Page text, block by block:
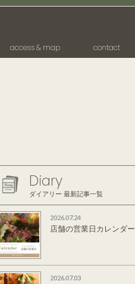
access & map contact
Diary
ダイアリー 最新記事一覧
2026.07.24
店舗の営業日カレンダー
2026.07.03